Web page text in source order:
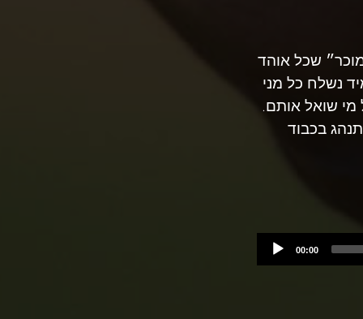
שכל אוהד
נשלח כל מני
מי שואל אותם.
בכבוד
00:00